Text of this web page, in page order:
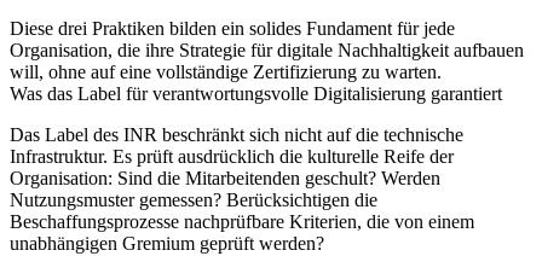
Diese drei Praktiken bilden ein solides Fundament für jede
Organisation, die ihre Strategie für digitale Nachhaltigkeit aufbauen
will, ohne auf eine vollständige Zertifizierung zu warten.
Was das Label für verantwortungsvolle Digitalisierung garantiert
Das Label des INR beschränkt sich nicht auf die technische
Infrastruktur. Es prüft ausdrücklich die kulturelle Reife der
Organisation: Sind die Mitarbeitenden geschult? Werden
Nutzungsmuster gemessen? Berücksichtigen die
Beschaffungsprozesse nachprüfbare Kriterien, die von einem
unabhängigen Gremium geprüft werden?